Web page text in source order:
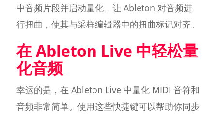
中音频片段并启动量化，让 Ableton 对音频进
行扭曲，使其与采样编辑器中的扭曲标记对齐。
在 Ableton Live 中轻松量
化音频
幸运的是，在 Ableton Live 中量化 MIDI 音符和
音频非常简单。使用这些快捷键可以帮助你同步